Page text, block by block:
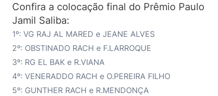
Confira a colocação final do Prêmio Paulo
Jamil Saliba:
1º: VG RAJ AL MARED e JEANE ALVES
2º: OBSTINADO RACH e F.LARROQUE
3º: RG EL BAK e R.VIANA
4º: VENERADDO RACH e O.PEREIRA FILHO
5º: GUNTHER RACH e R.MENDONÇA